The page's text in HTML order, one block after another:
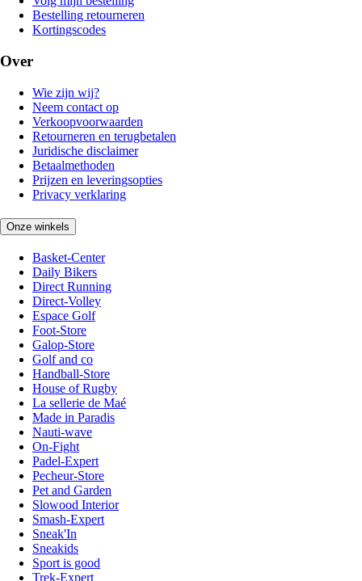
Bestelling retourneren
Kortingscodes
Over
Wie zijn wij?
Neem contact op
Verkoopvoorwaarden
Retourneren en terugbetalen
Juridische disclaimer
Betaalmethoden
Prijzen en leveringsopties
Privacy verklaring
Onze winkels
Basket-Center
Daily Bikers
Direct Running
Direct-Volley
Espace Golf
Foot-Store
Galop-Store
Golf and co
Handball-Store
House of Rugby
La sellerie de Maé
Made in Paradis
Nauti-wave
On-Fight
Padel-Expert
Pecheur-Store
Pet and Garden
Slowood Interior
Smash-Expert
Sneak'In
Sneakids
Sport is good
Trek-Expert